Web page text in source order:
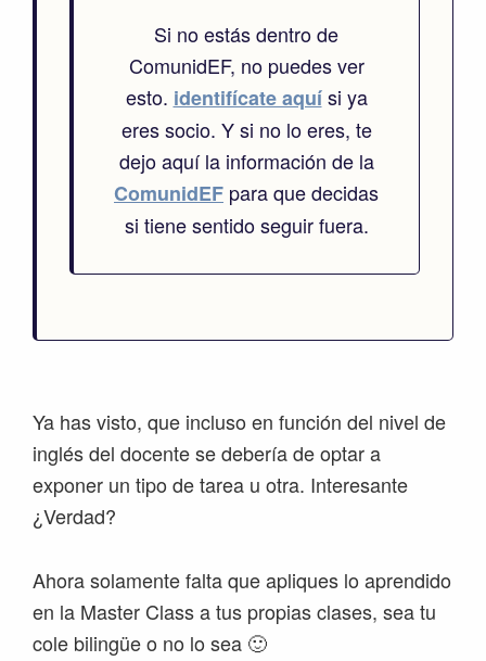
Si no estás dentro de
ComunidEF, no puedes ver
esto. identifícate aquísi ya
eres socio. Y si no lo eres, te
dejo aquí la información de la
ComunidEF para que decidas
si tiene sentido seguir fuera.
Ya has visto, que incluso en función del nivel de
inglés del docente se debería de optar a
exponer un tipo de tarea u otra. Interesante
¿Verdad?
Ahora solamente falta que apliques lo aprendido
en la Master Class a tus propias clases, sea tu
cole bilingüe o no lo sea 🙂